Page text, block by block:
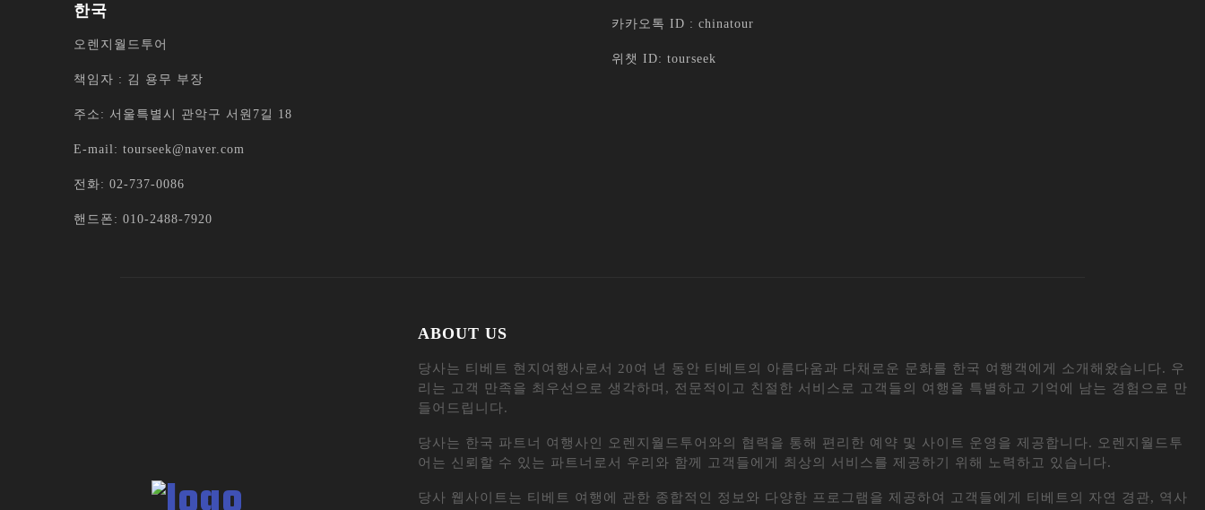
한국
오렌지월드투어
책임자 : 김 용무 부장
주소: 서울특별시 관악구 서원7길 18
E-mail: tourseek@naver.com
전화: 02-737-0086
핸드폰: 010-2488-7920
카카오톡 ID : chinatour
위챗 ID: tourseek
ABOUT US
당사는 티베트 현지여행사로서 20여 년 동안 티베트의 아름다움과 다채로운 문화를 한국 여행객에게 소개해왔습니다. 우
리는 고객 만족을 최우선으로 생각하며, 전문적이고 친절한 서비스로 고객들의 여행을 특별하고 기억에 남는 경험으로 만
들어드립니다.
당사는 한국 파트너 여행사인 오렌지월드투어와의 협력을 통해 편리한 예약 및 사이트 운영을 제공합니다. 오렌지월드투
어는 신뢰할 수 있는 파트너로서 우리와 함께 고객들에게 최상의 서비스를 제공하기 위해 노력하고 있습니다.
당사 웹사이트는 티베트 여행에 관한 종합적인 정보와 다양한 프로그램을 제공하여 고객들에게 티베트의 자연 경관, 역사